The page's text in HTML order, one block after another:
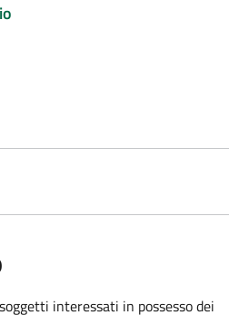
interessati in possesso dei